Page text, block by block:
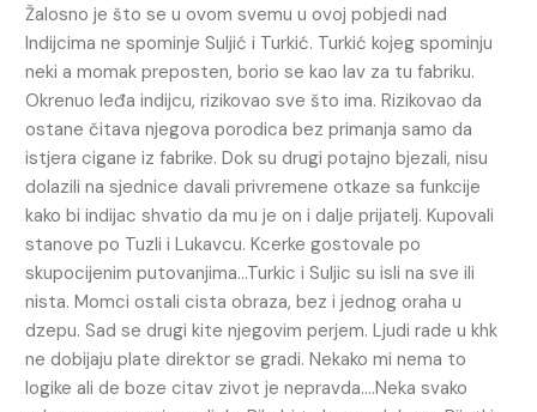
Žalosno je što se u ovom svemu u ovoj pobjedi nad
Indijcima ne spominje Suljić i Turkić. Turkić kojeg spominju
neki a momak preposten, borio se kao lav za tu fabriku.
Okrenuo leđa indijcu, rizikovao sve što ima. Rizikovao da
ostane čitava njegova porodica bez primanja samo da
istjera cigane iz fabrike. Dok su drugi potajno bjezali, nisu
dolazili na sjednice davali privremene otkaze sa funkcije
kako bi indijac shvatio da mu je on i dalje prijatelj. Kupovali
stanove po Tuzli i Lukavcu. Kcerke gostovale po
skupocijenim putovanjima…Turkic i Suljic su isli na sve ili
nista. Momci ostali cista obraza, bez i jednog oraha u
dzepu. Sad se drugi kite njegovim perjem. Ljudi rade u khk
ne dobijaju plate direktor se gradi. Nekako mi nema to
logike ali de boze citav zivot je nepravda….Neka svako